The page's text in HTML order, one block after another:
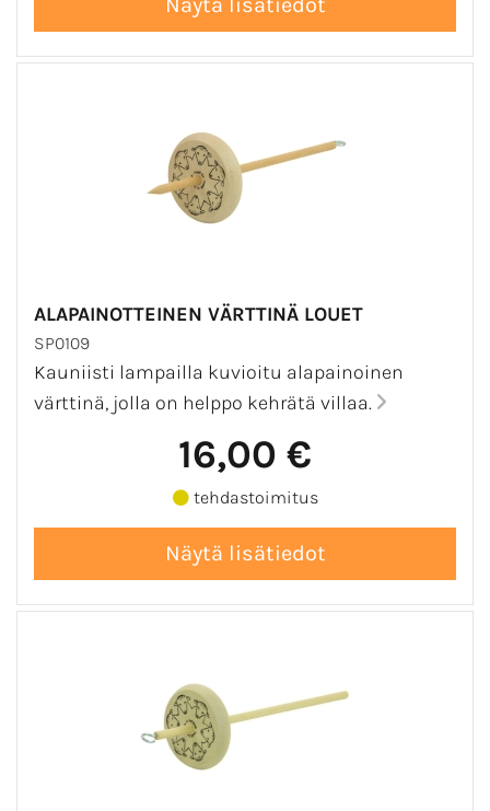
ALAPAINOTTEINEN VÄRTTINÄ LOUET
SP0109
Kauniisti lampailla kuvioitu alapainoinen
värttinä, jolla on helppo kehrätä villaa.
16,00 €
tehdastoimitus